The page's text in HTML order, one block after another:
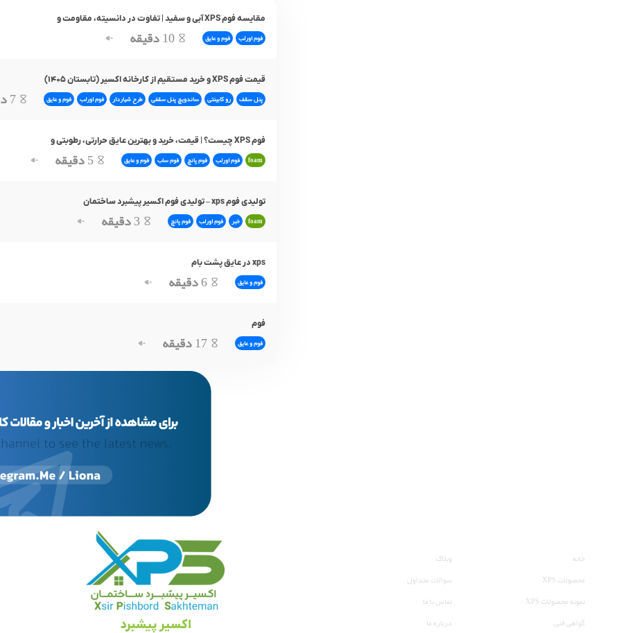
مقایسه فوم XPS آبی و سفید | تفاوت در دانسیته، مقاومت و
فوم اورلب فوم و عایق 10دقیقه
قیمت فوم XPS و خرید مستقیم از کارخانه اکسیر (تابستان ۱۴۰۵)
پنل سقف رو کابینتی ساندویچ پنل سقفی طرح شیاردار فوم اورلب فوم و عایق 7
فوم XPS چیست؟ | قیمت، خرید و بهترین عایق حرارتی، رطوبتی و
foam فوم اورلب فوم پانچ فوم ساب فوم و عایق 5دقیقه
تولیدی فوم xps – تولیدی فوم اکسیر پیشبرد ساختمان
foam خبر فوم اورلب فوم پانچ 3دقیقه
xps در عایق پشت بام
فوم و عایق 6دقیقه
فوم
فوم و عایق 17دقیقه
خانه
محصولات XPS
نمونه محصولات XPS
گواهی فنی
وبلاگ
سوالات متداول
تماس با ما
درباره ما
اکسیر پیشبرد